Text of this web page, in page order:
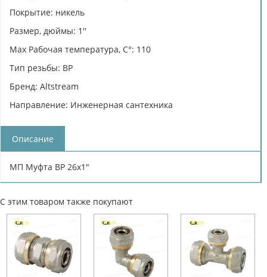
Покрытие: никель
Размер, дюймы: 1''
Max Рабочая температура, C°: 110
Тип резьбы: ВР
Бренд: Altstream
Направление: Инженерная сантехника
Описание
МП Муфта ВР 26х1"
С этим товаром также покупают